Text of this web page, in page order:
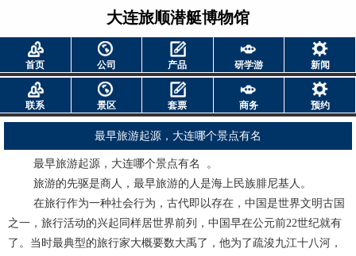
大连旅顺潜艇博物馆
首页 公司 产品 研学游 新闻
联系 景区 套票 商务 预约
最早旅游起源，大连哪个景点有名
最早旅游起源，大连哪个景点有名 。
旅游的先驱是商人，最早旅游的人是海上民族腓尼基人。
在旅行作为一种社会行为，古代即以存在，中国是世界文明古国
之一，旅行活动的兴起同样居世界前列，中国早在公元前22世纪就有
了。当时最典型的旅行家大概要数大禹了，他为了疏浚九江十八河，